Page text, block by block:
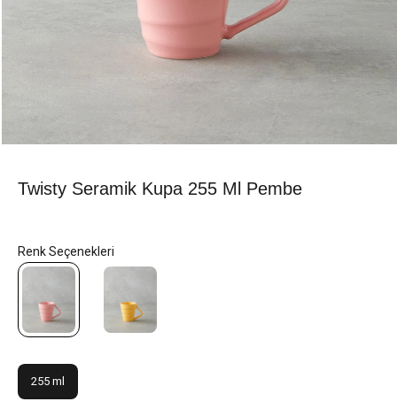
Twisty Seramik Kupa 255 Ml Pembe
255 ml